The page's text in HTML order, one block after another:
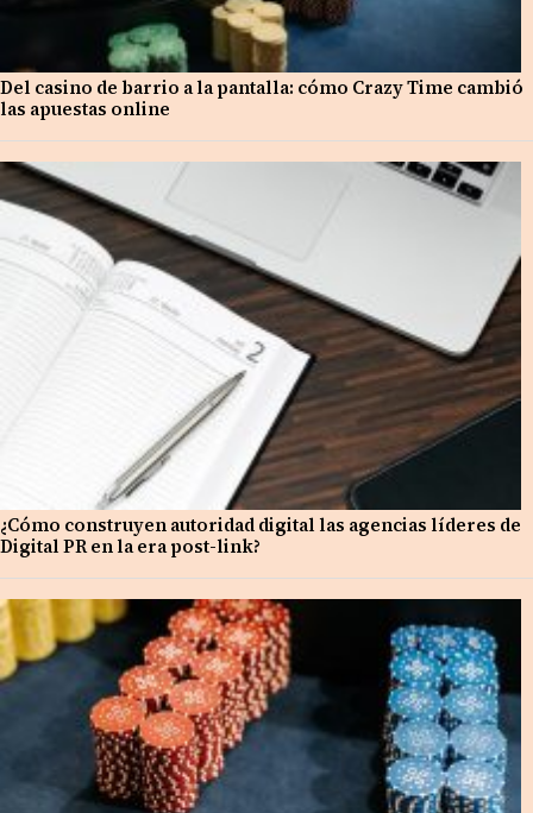
Del casino de barrio a la pantalla: cómo Crazy Time cambió
las apuestas online
¿Cómo construyen autoridad digital las agencias líderes de
Digital PR en la era post-link?